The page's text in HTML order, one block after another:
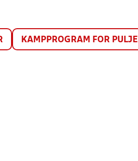
KAMPPROGRAM FOR PULJE